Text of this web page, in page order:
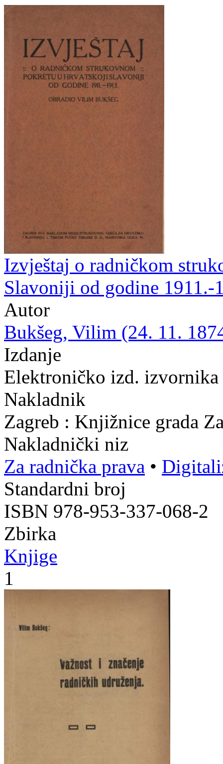
Izvještaj o radničkom
Slavoniji od godine
Autor
Bukšeg, Vilim (24. 11.
Izdanje
Elektroničko izd.
Nakladnik
Zagreb : Knjižnice grada
Nakladnički niz
Za radnička prava •
Standardni broj
ISBN 978-953-337-068-2
Zbirka
Knjige
1